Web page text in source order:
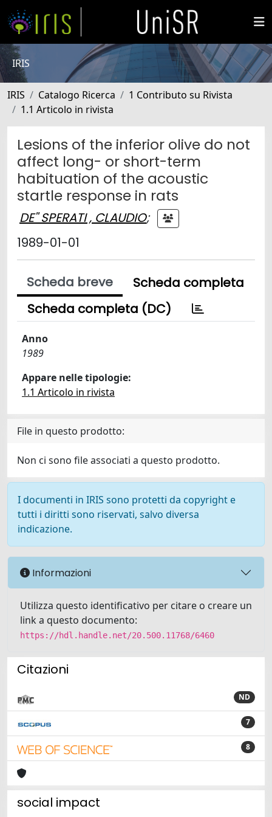
IRIS
IRIS Catalogo Ricerca
1 Contributo su Rivista
1.1 Articolo in rivista
Lesions of the inferior olive do not
affect long- or short-term
habituation of the acoustic
startle response in rats
DE'' SPERATI , CLAUDIO;
1989-01-01
Scheda breve
Scheda completa
Scheda completa (DC)
Anno
1989
Appare nelle tipologie:
1.1 Articolo in rivista
File in questo prodotto:
Non ci sono file associati a questo prodotto.
I documenti in IRIS sono protetti da copyright e
tutti i diritti sono riservati, salvo diversa
indicazione.
Informazioni
Utilizza questo identificativo per citare o creare un
link a questo documento:
https://hdl.handle.net/20.500.11768/6460
Citazioni
ND
7
8
social impact